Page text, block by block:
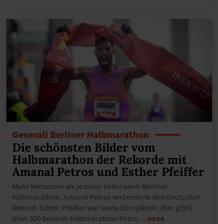
Generali Berliner Halbmarathon
Die schönsten Bilder vom
Halbmarathon der Rekorde mit
Amanal Petros und Esther Pfeiffer
Mehr Menschen als je zuvor liefen beim Berliner
Halbmarathon. Amanal Petros verbesserte den deutschen
Rekord. Esther Pfeiffer war beste Europäerin. Hier gibt’s
über 300 Berliner Halbmarathon Fotos. …MEHR